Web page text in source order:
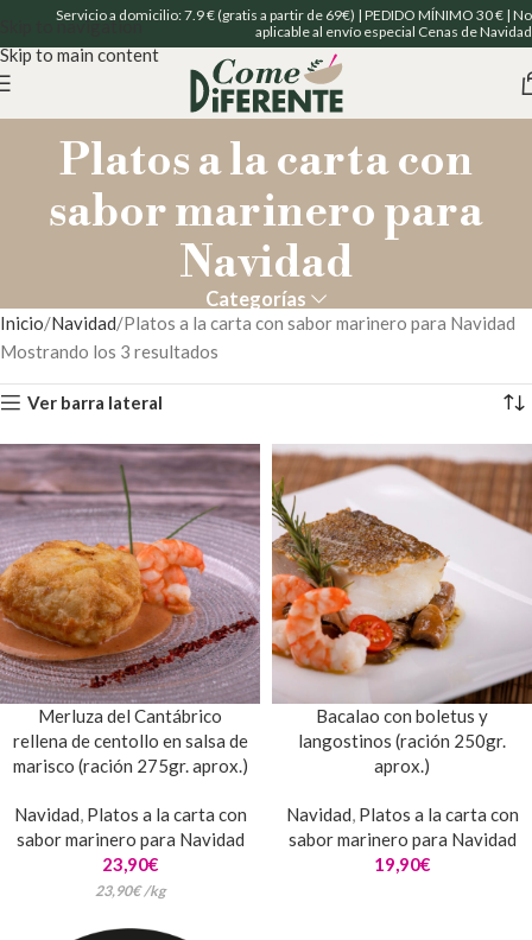
Skip to navigation
Skip to main content
Servicio a domicilio: 7.9 € (gratis a partir de 69€) | PEDIDO MÍNIMO 30 € | No
aplicable al envío especial Cenas de Navidad
Platos a la carta con
sabor marinero para
Navidad
Categorías
Inicio Navidad Platos a la carta con sabor marinero para Navidad
Mostrando los 3 resultados
Ver barra lateral
Merluza del Cantábrico
rellena de centollo en salsa de
marisco (ración 275gr. aprox.)
Navidad, Platos a la carta con
sabor marinero para Navidad
23,90€
23,90€ /kg
Bacalao con boletus y
langostinos (ración 250gr.
aprox.)
Navidad, Platos a la carta con
sabor marinero para Navidad
19,90€